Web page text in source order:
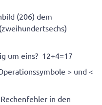
(206) dem
um eins? 12+4=17
> und <
in den